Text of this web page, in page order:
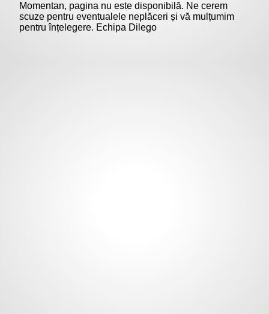
Momentan, pagina nu este disponibilă. Ne cerem
scuze pentru eventualele neplăceri și vă mulțumim
pentru înțelegere. Echipa Dilego